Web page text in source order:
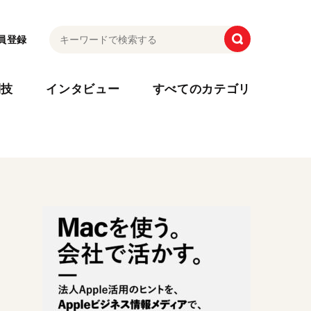
登録
インタビュー すべてのカテゴリ